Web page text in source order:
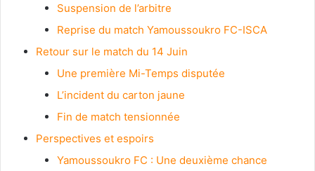
Suspension de l’arbitre
Reprise du match Yamoussoukro FC-ISCA
Retour sur le match du 14 Juin
Une première Mi-Temps disputée
L’incident du carton jaune
Fin de match tensionnée
Perspectives et espoirs
Yamoussoukro FC : Une deuxième chance